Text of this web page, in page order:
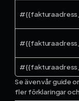
Se även vår guide
fler förklaringar